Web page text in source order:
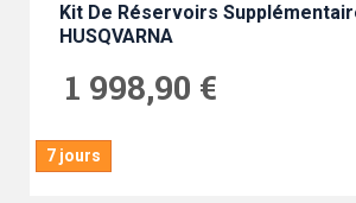
Kit De Réservoirs
HUSQVARNA
1 998,90 €
7 jours